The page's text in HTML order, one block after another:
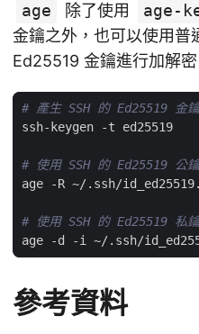
age 除了使用 age-
金鑰之外，也可以使用普
Ed25519 金鑰進行加解密
# 產生 SSH 的 Ed25519 金鑰
# 使用 SSH 的 Ed25519 公
# 使用 SSH 的 Ed25519 私
參考資料